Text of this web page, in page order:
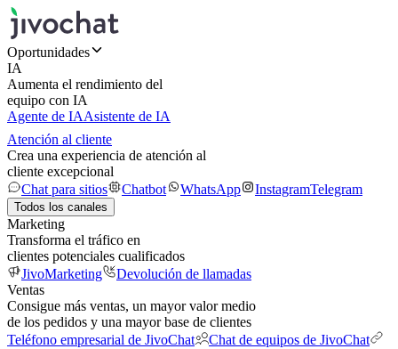
Oportunidades
IA
Aumenta el rendimiento del
equipo con IA
Agente de IAAsistente de IA
Atención al cliente
Crea una experiencia de atención al
cliente excepcional
Chat para sitios
Chatbot WhatsApp InstagramTelegram
Todos los canales
Marketing
Transforma el tráfico en
clientes potenciales cualificados
JivoMarketing
Devolución de llamadas
Ventas
Consigue más ventas, un mayor valor medio
de los pedidos y una mayor base de clientes
Teléfono empresarial de JivoChat
Chat de equipos de JivoChat